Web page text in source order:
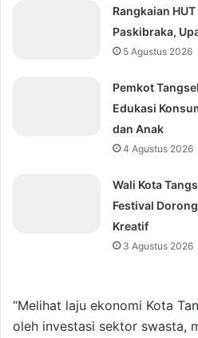
Rangkaian
Paskibraka,
5 Agustus 2026
Pemkot
Edukasi
dan Anak
4 Agustus 2026
Wali Kota
Festival
Kreatif
3 Agustus 2026
“Melihat laju ekonomi Kota
oleh investasi sektor swasta,